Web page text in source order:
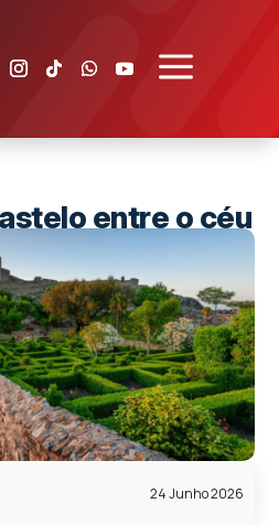
a
entre o céu
24 Junho 2026